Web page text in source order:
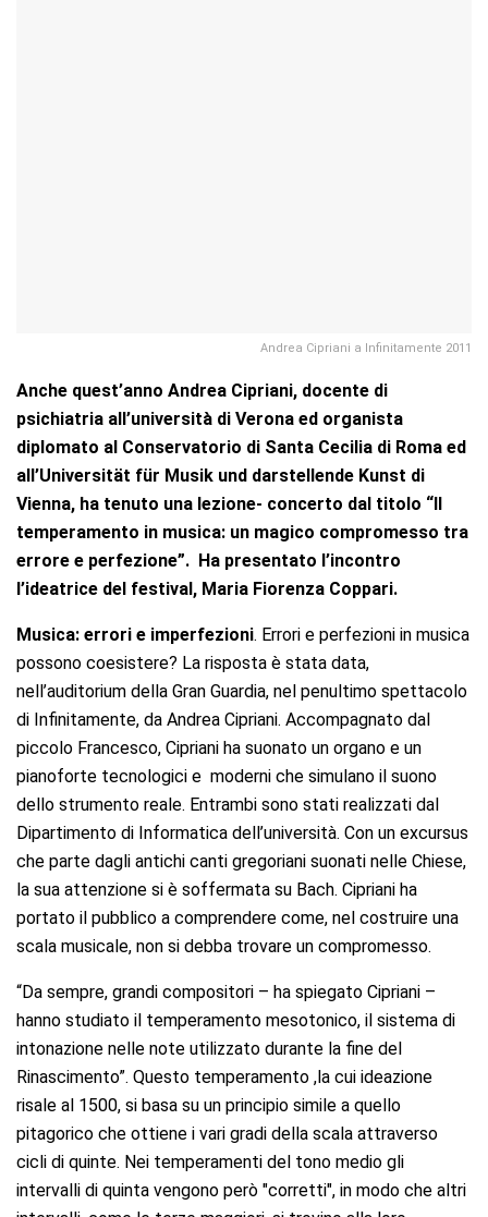
Andrea Cipriani a Infinitamente 2011
Anche quest’anno Andrea Cipriani, docente di
psichiatria all’università di Verona ed organista
diplomato al Conservatorio di Santa Cecilia di Roma ed
all’Universität für Musik und darstellende Kunst di
Vienna, ha tenuto una lezione- concerto dal titolo “Il
temperamento in musica: un magico compromesso tra
errore e perfezione”. Ha presentato l’incontro
l’ideatrice del festival, Maria Fiorenza Coppari.
Musica: errori e imperfezioni. Errori e perfezioni in musica
possono coesistere? La risposta è stata data,
nell’auditorium della Gran Guardia, nel penultimo spettacolo
di Infinitamente, da Andrea Cipriani. Accompagnato dal
piccolo Francesco, Cipriani ha suonato un organo e un
pianoforte tecnologici e moderni che simulano il suono
dello strumento reale. Entrambi sono stati realizzati dal
Dipartimento di Informatica dell’università. Con un excursus
che parte dagli antichi canti gregoriani suonati nelle Chiese,
la sua attenzione si è soffermata su Bach. Cipriani ha
portato il pubblico a comprendere come, nel costruire una
scala musicale, non si debba trovare un compromesso.
“Da sempre, grandi compositori – ha spiegato Cipriani –
hanno studiato il temperamento mesotonico, il sistema di
intonazione nelle note utilizzato durante la fine del
Rinascimento”. Questo temperamento ,la cui ideazione
risale al 1500, si basa su un principio simile a quello
pitagorico che ottiene i vari gradi della scala attraverso
cicli di quinte. Nei temperamenti del tono medio gli
intervalli di quinta vengono però "corretti", in modo che altri